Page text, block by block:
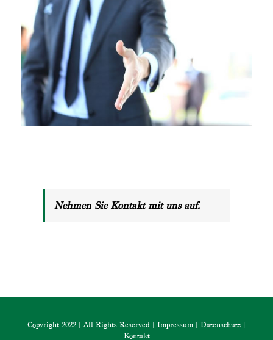
Nehmen Sie Kontakt mit uns auf.
Copyright 2022 | All Rights Reserved | Impressum | Datenschutz |
Kontakt